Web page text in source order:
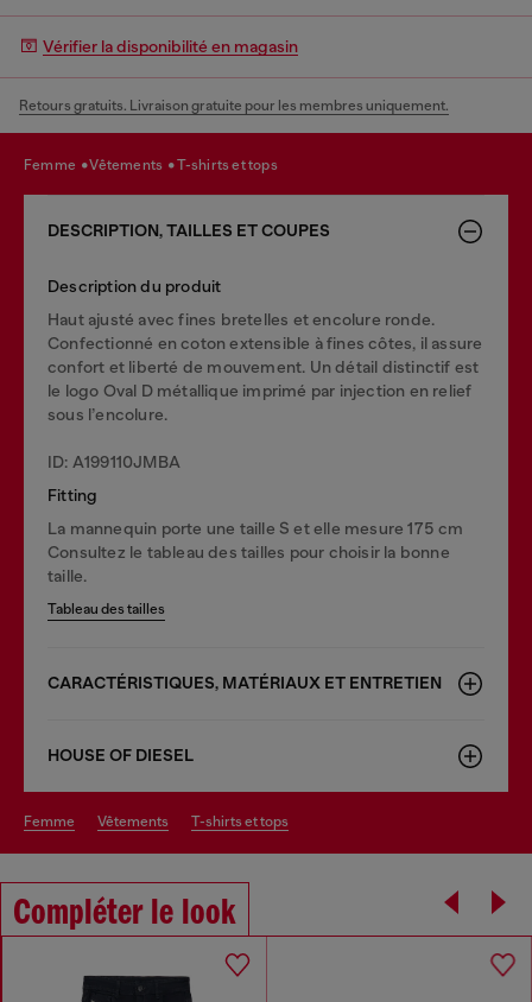
Vérifier la disponibilité en magasin
Retours gratuits. Livraison gratuite pour les membres uniquement.
femme vêtements t-shirts et tops
DESCRIPTION, TAILLES ET COUPES
Description du produit
Haut ajusté avec fines bretelles et encolure ronde.
Confectionné en coton extensible à fines côtes, il assure
confort et liberté de mouvement. Un détail distinctif est
le logo Oval D métallique imprimé par injection en relief
sous l’encolure.
ID: A199110JMBA
Fitting
La mannequin porte une taille S et elle mesure 175 cm
Consultez le tableau des tailles pour choisir la bonne
taille.
Tableau des tailles
CARACTÉRISTIQUES, MATÉRIAUX ET ENTRETIEN
HOUSE OF DIESEL
femme vêtements t-shirts et tops
Compléter le look